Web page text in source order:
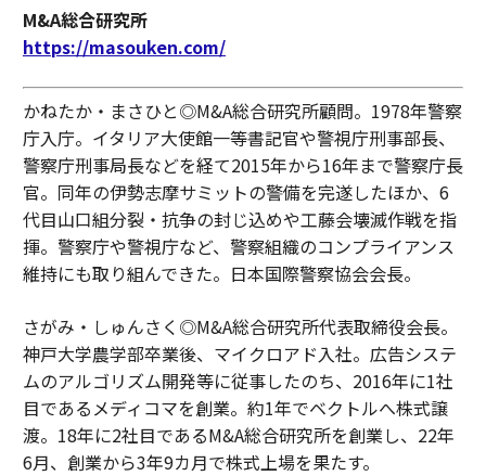
M&A総合研究所
https://masouken.com/
かねたか・まさひと◎M&A総合研究所顧問。1978年警察
庁入庁。イタリア大使館一等書記官や警視庁刑事部長、
警察庁刑事局長などを経て2015年から16年まで警察庁長
官。同年の伊勢志摩サミットの警備を完遂したほか、6
代目山口組分裂・抗争の封じ込めや工藤会壊滅作戦を指
揮。警察庁や警視庁など、警察組織のコンプライアンス
維持にも取り組んできた。日本国際警察協会会長。
さがみ・しゅんさく◎M&A総合研究所代表取締役会長。
神戸大学農学部卒業後、マイクロアド入社。広告システ
ムのアルゴリズム開発等に従事したのち、2016年に1社
目であるメディコマを創業。約1年でベクトルへ株式譲
渡。18年に2社目であるM&A総合研究所を創業し、22年
6月、創業から3年9カ月で株式上場を果たす。